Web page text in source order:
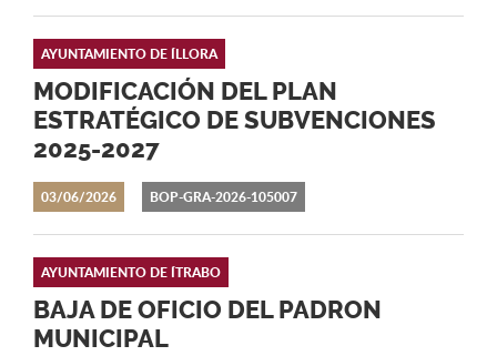
03/06/2026
MODIFICACIÓN DEL PLAN
ESTRATÉGICO DE SUBVENCIONES
2025-2027
AYUNTAMIENTO DE ÍLLORA
BOP-GRA-2026-105007
BAJA DE OFICIO DEL PADRON
MUNICIPAL
AYUNTAMIENTO DE ÍTRABO